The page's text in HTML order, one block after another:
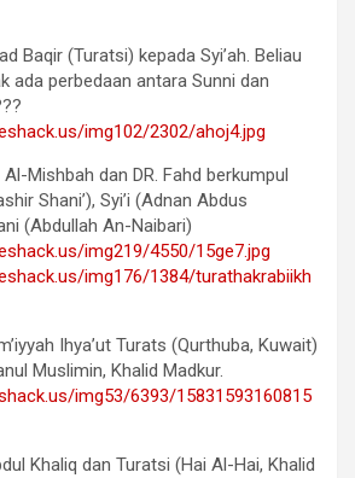
Baqir (Turatsi) kepada Syi’ah. Beliau
ada perbedaan antara Sunni dan
img102/2302/ahoj4.jpg
Mishbah dan DR. Fahd berkumpul
Shani’), Syi’i (Adnan Abdus
(Abdullah An-Naibari)
img219/4550/15ge7.jpg
img176/1384/turathakrabiikh
Ihya’ut Turats (Qurthuba, Kuwait)
Muslimin, Khalid Madkur.
img53/6393/15831593160815
Khaliq dan Turatsi (Hai Al-Hai, Khalid